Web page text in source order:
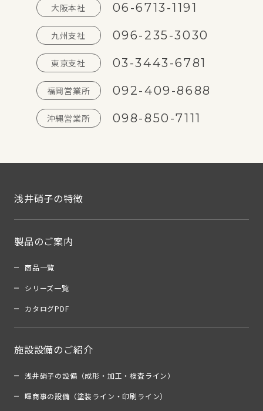
大阪本社 06-6713-1191
九州支社 096-235-3030
東京支社 03-3443-6781
福岡営業所 092-409-8688
沖縄営業所 098-850-7111
浅井硝子の特徴
製品のご案内
商品一覧
シリーズ一覧
カタログPDF
施設設備のご紹介
浅井硝子の設備（成形・加工・検査ライン）
暉商事の設備（塗装ライン・印刷ライン）